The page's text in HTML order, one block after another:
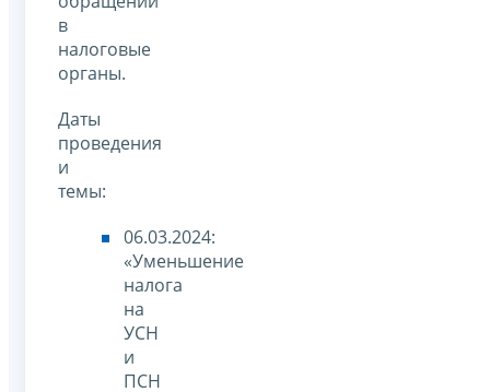
в
налоговые
органы.
Даты
проведения
и
темы:
06.03.2024:
«Уменьшение
налога
на
УСН
и
ПСН